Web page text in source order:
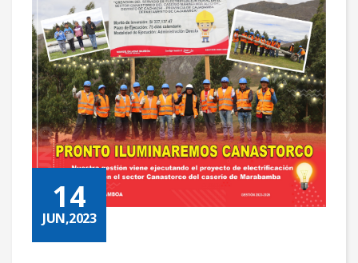
14
JUN,2023